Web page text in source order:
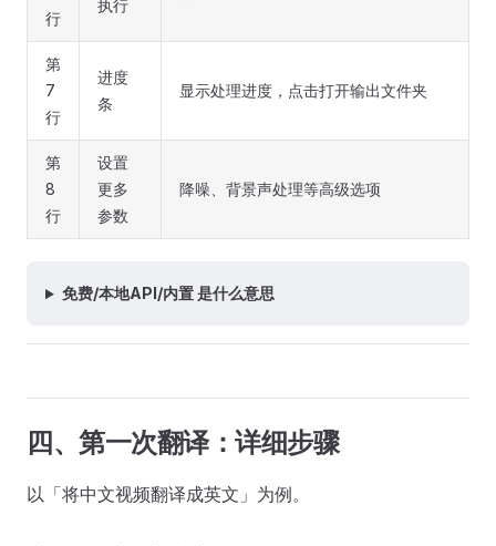
行
执行
第
7
行
进度
条
显示处理进度，点击打开输出文件夹
第
8
行
设置
更多
参数
降噪、背景声处理等高级选项
免费/本地API/内置 是什么意思
四、第一次翻译：详细步骤
以「将中文视频翻译成英文」为例。